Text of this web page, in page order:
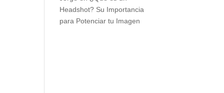
Headshot? Su Importancia
para Potenciar tu Imagen